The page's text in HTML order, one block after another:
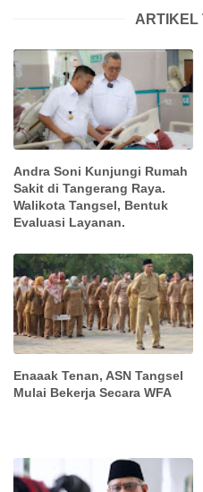
ARTIKEL
Andra Soni Kunjungi Rumah
Sakit di Tangerang Raya.
Walikota Tangsel, Bentuk
Evaluasi Layanan.
Enaaak Tenan, ASN Tangsel
Mulai Bekerja Secara WFA